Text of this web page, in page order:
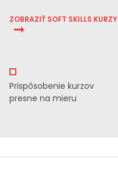
ZOBRAZIŤ SOFT SKILLS KURZY
Prispôsobenie kurzov
presne na mieru